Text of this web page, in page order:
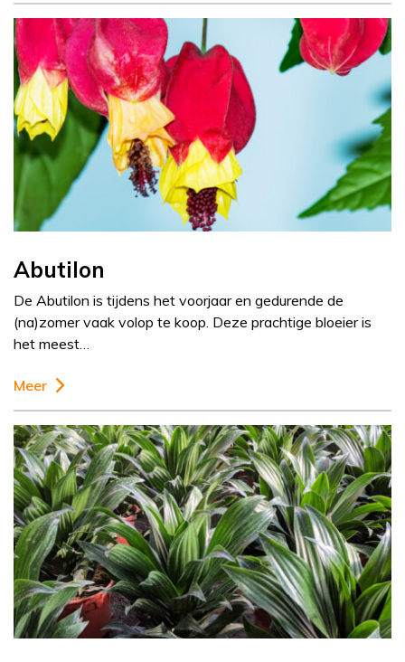
Abutilon
De Abutilon is tijdens het voorjaar en gedurende de
(na)zomer vaak volop te koop. Deze prachtige bloeier is
het meest…
Meer